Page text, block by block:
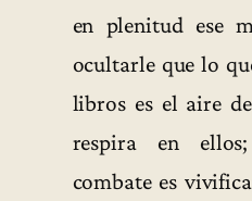
en plenitud ese
ocultarle que lo
libros es el aire
respira en
combate es